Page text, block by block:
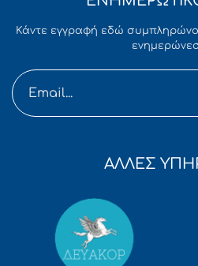
Κάντε εγγραφή εδώ
ΑΛΛΕΣ